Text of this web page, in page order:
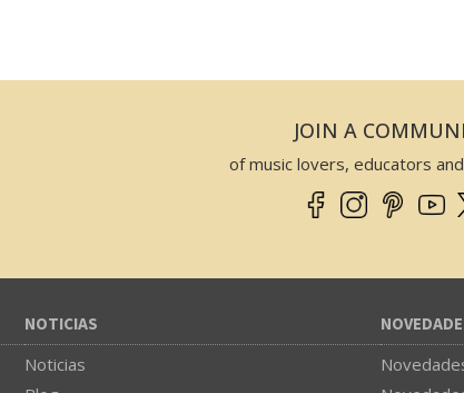
JOIN A
of music lovers, educators
NOTICIAS
Noticias